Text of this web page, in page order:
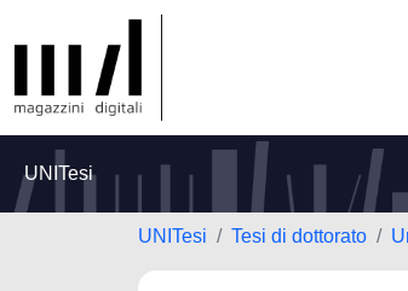
UNITesi
UNITesi Tesi di dottorato